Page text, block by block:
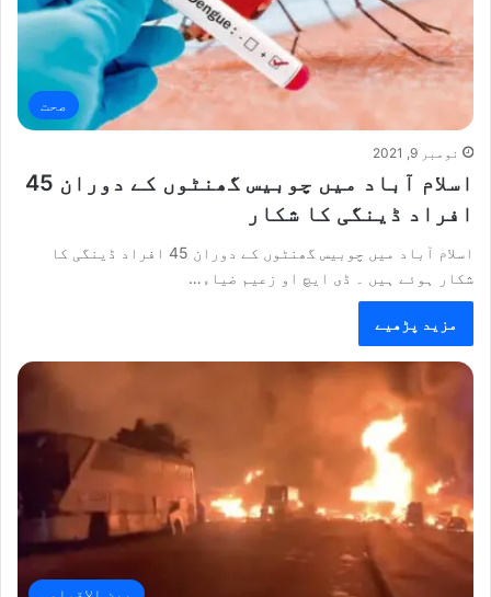
صحت
نومبر 9, 2021
اسلام آباد میں چوبیس گھنٹوں کے دوران 45
افراد ڈینگی کا شکار
اسلام آباد میں چوبیس گھنٹوں کے دوران 45 افراد ڈینگی کا
شکار ہوئے ہیں ۔ ڈی ایچ او زعیم ضیاء…
مزید پڑھیے